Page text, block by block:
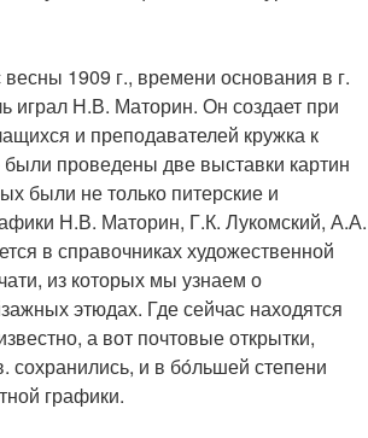
1909 г., времени основания в г.
играл Н.В. Маторин. Он создает при
и преподавателей кружка к
были проведены две выставки картин
были не только питерские и
Н.В. Маторин, Г.К. Лукомский, А.А.
в справочниках художественной
из которых мы узнаем о
этюдах. Где сейчас находятся
а вот почтовые открытки,
и в бóльшей степени
графики.